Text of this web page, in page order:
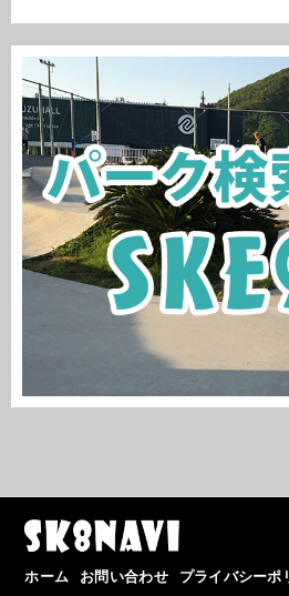
ホーム お問い合わせ プライバシーポ